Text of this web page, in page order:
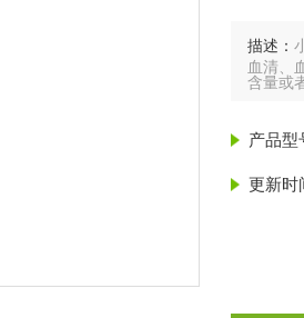
描述：
血清、
含量或
产品型
更新时